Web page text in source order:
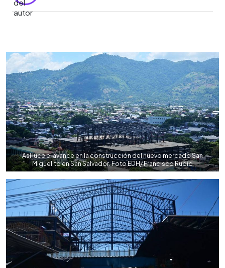
► Escuchar artículo
Así luce el avance en la construcción del nuevo mercado San
Miguelito en San Salvador. Foto EDH/ Francisco Rubio